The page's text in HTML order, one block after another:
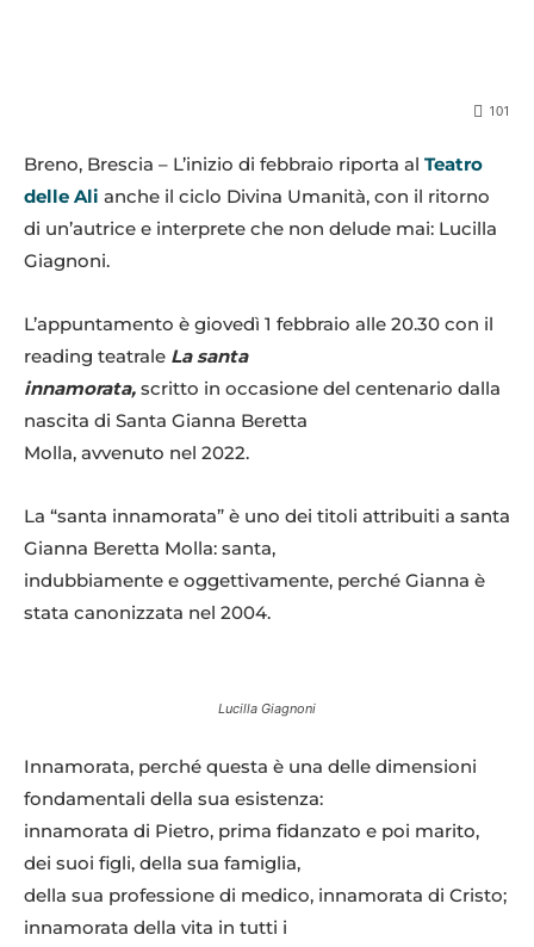
101
Breno, Brescia – L’inizio di febbraio riporta al Teatro
delle Ali anche il ciclo Divina Umanità, con il ritorno
di un’autrice e interprete che non delude mai: Lucilla
Giagnoni.
L’appuntamento è giovedì 1 febbraio alle 20.30 con il
reading teatrale La santa
innamorata, scritto in occasione del centenario dalla
nascita di Santa Gianna Beretta
Molla, avvenuto nel 2022.
La “santa innamorata” è uno dei titoli attribuiti a santa
Gianna Beretta Molla: santa,
indubbiamente e oggettivamente, perché Gianna è
stata canonizzata nel 2004.
Lucilla Giagnoni
Innamorata, perché questa è una delle dimensioni
fondamentali della sua esistenza:
innamorata di Pietro, prima fidanzato e poi marito,
dei suoi figli, della sua famiglia,
della sua professione di medico, innamorata di Cristo;
innamorata della vita in tutti i